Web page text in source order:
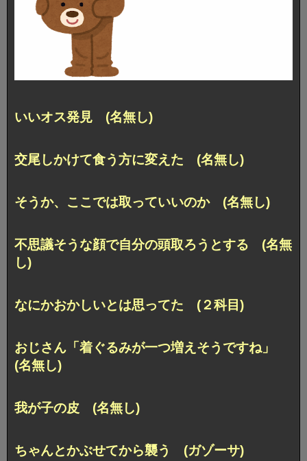
いいオス発見 (名無し)
交尾しかけて食う方に変えた (名無し)
そうか、ここでは取っていいのか (名無し)
不思議そうな顔で自分の頭取ろうとする (名無
し)
なにかおかしいとは思ってた (２科目)
おじさん「着ぐるみが一つ増えそうですね」
(名無し)
我が子の皮 (名無し)
ちゃんとかぶせてから襲う (ガゾーサ)